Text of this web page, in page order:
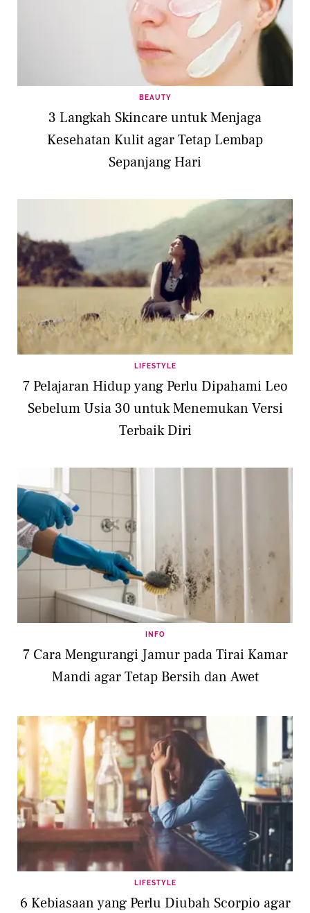
BEAUTY
3 Langkah Skincare untuk Menjaga
Kesehatan Kulit agar Tetap Lembap
Sepanjang Hari
LIFESTYLE
7 Pelajaran Hidup yang Perlu Dipahami Leo
Sebelum Usia 30 untuk Menemukan Versi
Terbaik Diri
INFO
7 Cara Mengurangi Jamur pada Tirai Kamar
Mandi agar Tetap Bersih dan Awet
LIFESTYLE
6 Kebiasaan yang Perlu Diubah Scorpio agar